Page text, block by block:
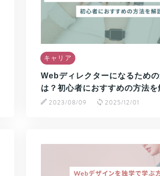
キャリア
Webディレクターになるため
は？初心者におすすめの方法を
2023/08/09 2025/12/01